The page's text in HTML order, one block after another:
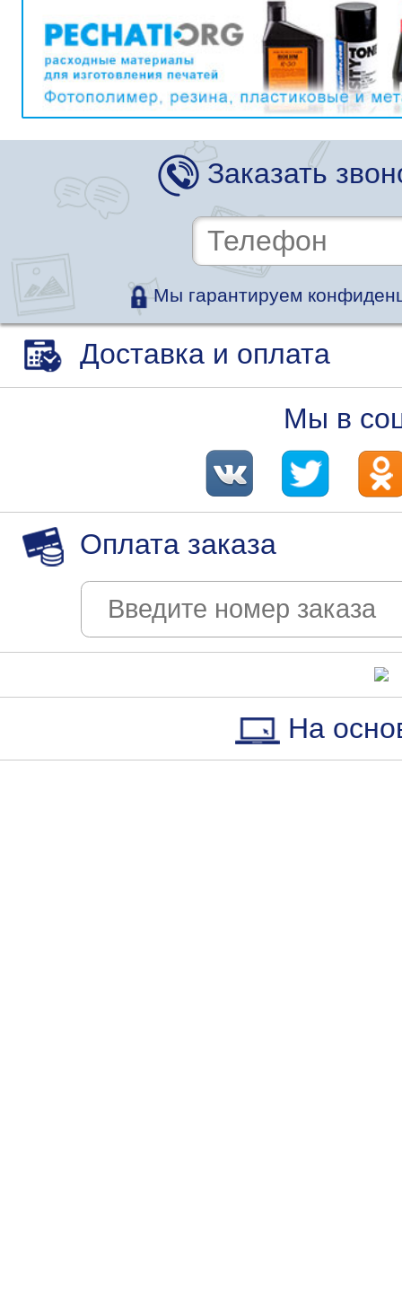
Заказать
Мы гарантируем
Доставка и оплата
Мы в
Оплата заказа
На